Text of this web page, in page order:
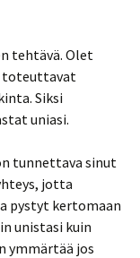
tehtävä. Olet
toteuttavat
Siksi
uniasi.
tunnettava sinut
jotta
pystyt kertomaan
unistasi kuin
ymmärtää jos